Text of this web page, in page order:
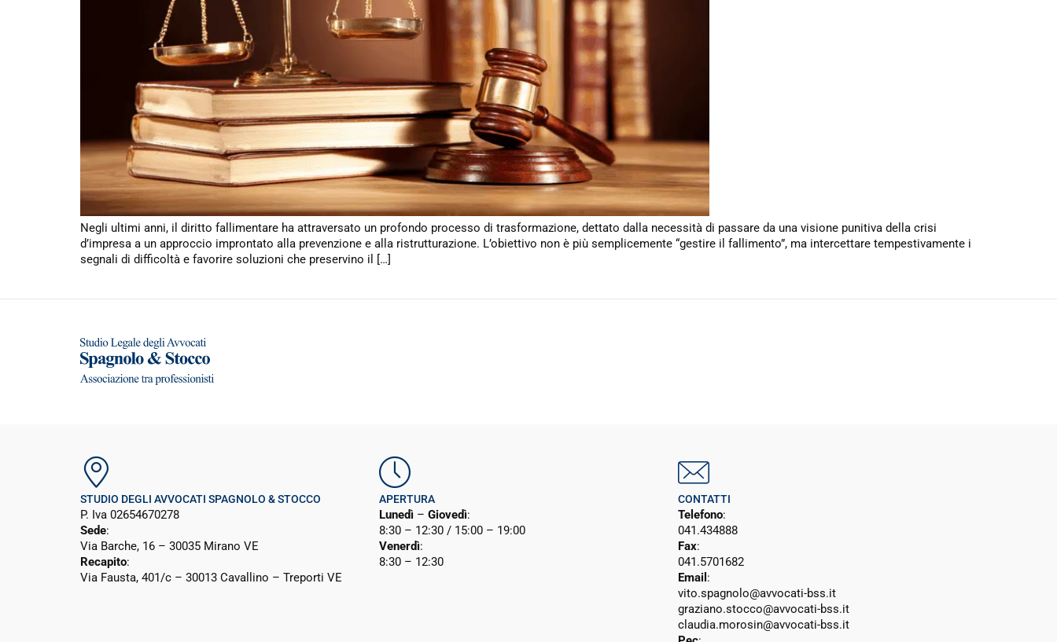
Negli ultimi anni, il diritto fallimentare ha attraversato un profondo processo di trasformazione, dettato dalla necessità di passare da una visione punitiva della crisi
d’impresa a un approccio improntato alla prevenzione e alla ristrutturazione. L’obiettivo non è più semplicemente “gestire il fallimento”, ma intercettare tempestivamente i
segnali di difficoltà e favorire soluzioni che preservino il […]
STUDIO DEGLI AVVOCATI SPAGNOLO & STOCCO
P. Iva 02654670278
Sede:
Via Barche, 16 – 30035 Mirano VE
Recapito:
Via Fausta, 401/c – 30013 Cavallino – Treporti VE
APERTURA
Lunedì – Giovedì:
8:30 – 12:30 / 15:00 – 19:00
Venerdì:
8:30 – 12:30
CONTATTI
Telefono:
041.434888
Fax:
041.5701682
Email :
vito.spagnolo@avvocati-bss.it
graziano.stocco@avvocati-bss.it
claudia.morosin@avvocati-bss.it